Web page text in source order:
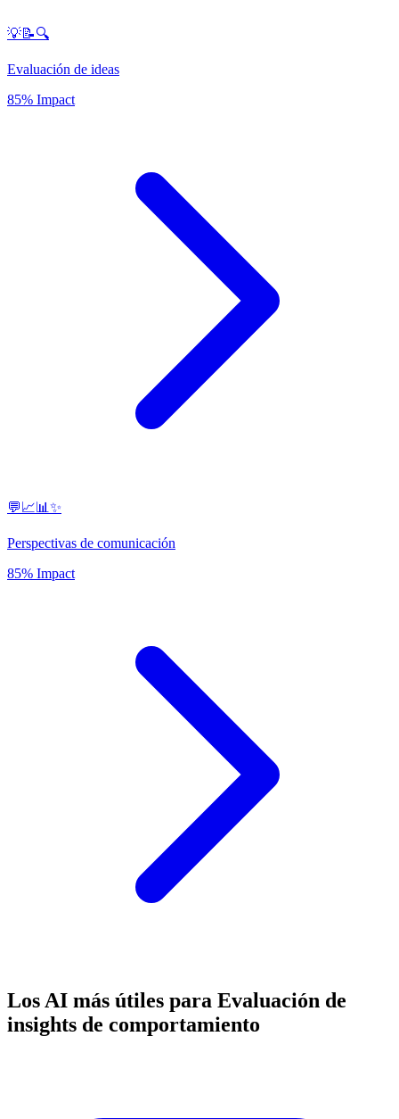
💡📝🔍
Evaluación de ideas
85% Impact
💬📈📊✨
Perspectivas de comunicación
85% Impact
Los AI más útiles para Evaluación de
insights de comportamiento